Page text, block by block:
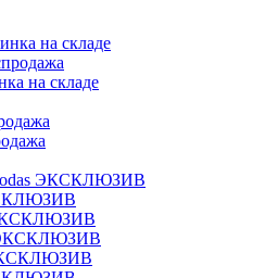
на складе
на складе
ЭКСКЛЮЗИВ
ЭКСКЛЮЗИВ